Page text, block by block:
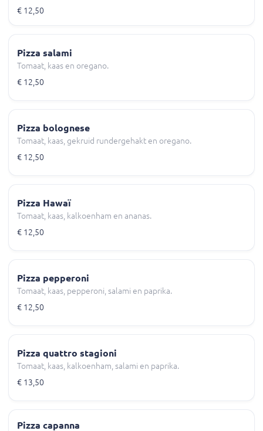
€ 12,50
Pizza salami
Tomaat, kaas en oregano.
€ 12,50
Pizza bolognese
Tomaat, kaas, gekruid rundergehakt en oregano.
€ 12,50
Pizza Hawaï
Tomaat, kaas, kalkoenham en ananas.
€ 12,50
Pizza pepperoni
Tomaat, kaas, pepperoni, salami en paprika.
€ 12,50
Pizza quattro stagioni
Tomaat, kaas, kalkoenham, salami en paprika.
€ 13,50
Pizza capanna